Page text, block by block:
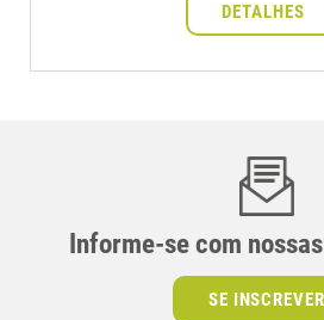
DETALHES
Informe-se com
SE INSCREVER